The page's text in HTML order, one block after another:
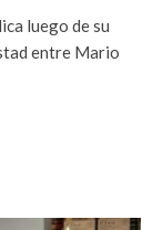
luego de su
entre Mario